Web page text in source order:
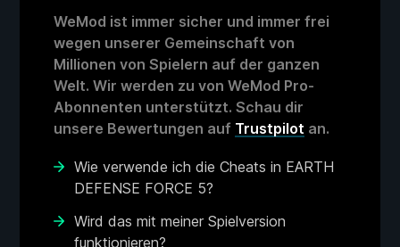
WeMod ist immer sicher und immer frei
wegen unserer Gemeinschaft von
Millionen von Spielern auf der ganzen
Welt. Wir werden zu von WeMod Pro-
Abonnenten unterstützt. Schau dir
unsere Bewertungen auf Trustpilot an.
Wie verwende ich die Cheats in EARTH
DEFENSE FORCE 5?
Wird das mit meiner Spielversion
funktionieren?